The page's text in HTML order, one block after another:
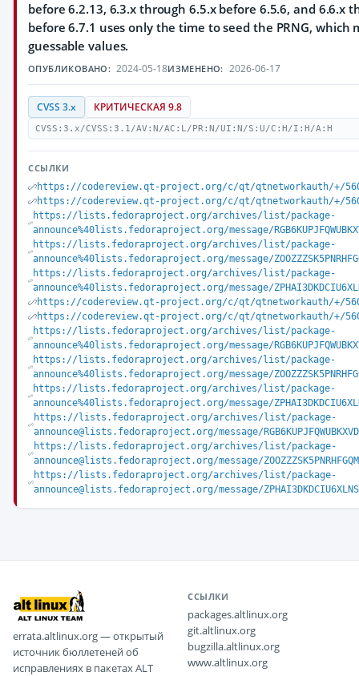
before 6.2.13, 6.3.x through 6.5.x before 6.5.6, and 6.6.x
before 6.7.1 uses only the time to seed the PRNG, which
guessable values.
ОПУБЛИКОВАНО: 2024-05-18ИЗМЕНЕНО: 2026-06-17
CVSS 3.x КРИТИЧЕСКАЯ 9.8
CVSS:3.x/CVSS:3.1/AV:N/AC:L/PR:N/UI:N/S:U/C:H/I:H/A:H
ССЫЛКИ
https://codereview.qt-project.org/c/qt/qtnetworkauth/+/
https://codereview.qt-project.org/c/qt/qtnetworkauth/+/
https://lists.fedoraproject.org/archives/list/package-
announce%40lists.fedoraproject.org/message/
https://lists.fedoraproject.org/archives/list/package-
announce%40lists.fedoraproject.org/message/
https://lists.fedoraproject.org/archives/list/package-
announce%40lists.fedoraproject.org/message/
https://codereview.qt-project.org/c/qt/qtnetworkauth/+/
https://codereview.qt-project.org/c/qt/qtnetworkauth/+/
https://lists.fedoraproject.org/archives/list/package-
announce%40lists.fedoraproject.org/message/
https://lists.fedoraproject.org/archives/list/package-
announce%40lists.fedoraproject.org/message/
https://lists.fedoraproject.org/archives/list/package-
announce%40lists.fedoraproject.org/message/
https://lists.fedoraproject.org/archives/list/package-
announce@lists.fedoraproject.org/message/
https://lists.fedoraproject.org/archives/list/package-
announce@lists.fedoraproject.org/message/
https://lists.fedoraproject.org/archives/list/package-
announce@lists.fedoraproject.org/message/
errata.altlinux.org — открытый
источник бюллетеней об
исправлениях в пакетах ALT
ССЫЛКИ
packages.altlinux.org
git.altlinux.org
bugzilla.altlinux.org
www.altlinux.org